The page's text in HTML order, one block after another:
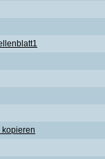
kopieren